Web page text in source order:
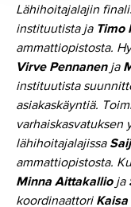
Lähihoitajalajin
instituutista ja Timo
ammattiopistosta.
Virve Pennanenja
instituutista
asiakaskäyntiä.
varhaiskasvatuksen
lähihoitajalajissa
ammattiopistosta.
Minna Aittakallioja
koordinaattori